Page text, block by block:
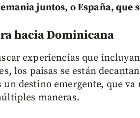
juntos, o España, que
hacia Dominicana
experiencias que
los paisas se están
un destino emergente, que va
maneras.